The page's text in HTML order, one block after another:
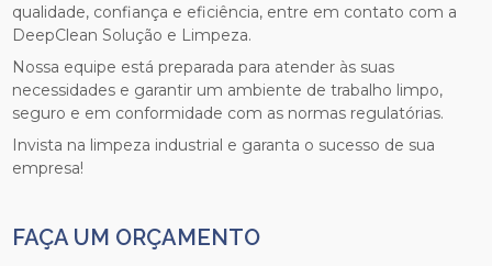
qualidade, confiança e eficiência, entre em contato com a
DeepClean Solução e Limpeza.
Nossa equipe está preparada para atender às suas
necessidades e garantir um ambiente de trabalho limpo,
seguro e em conformidade com as normas regulatórias.
Invista na limpeza industrial e garanta o sucesso de sua
empresa!
FAÇA UM ORÇAMENTO